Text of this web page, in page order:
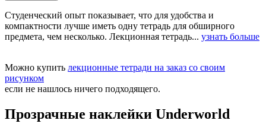
Студенческий опыт показывает, что для удобства и
компактности лучше иметь одну тетрадь для обширного
предмета, чем несколько. Лекционная тетрадь... узнать больше
Можно купить лекционные тетради на заказ со своим
рисунком
если не нашлось ничего подходящего.
Прозрачные наклейки Underworld